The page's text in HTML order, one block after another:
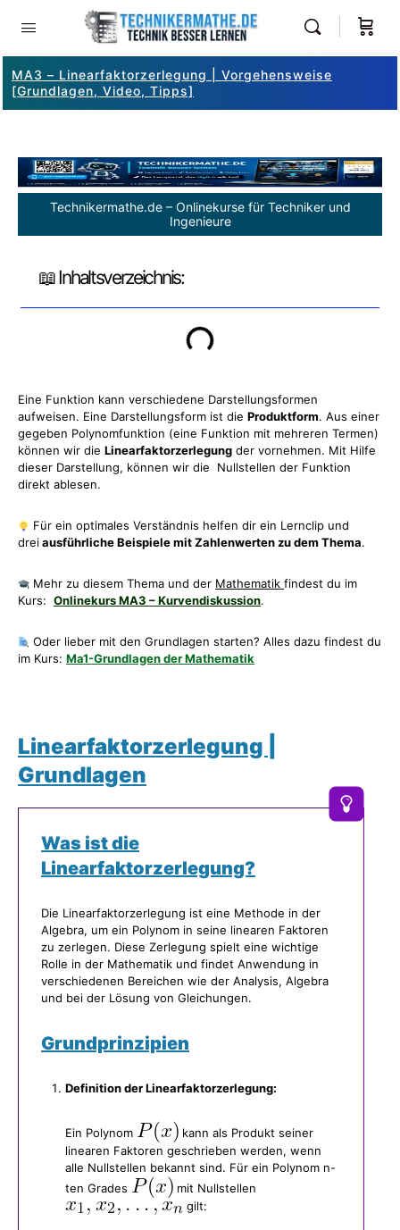
MA3 – Linearfaktorzerlegung | Vorgehensweise
[Grundlagen, Video, Tipps]
Technikermathe.de – Onlinekurse für Techniker und
Ingenieure
📖 Inhaltsverzeichnis:
Eine Funktion kann verschiedene Darstellungsformen
aufweisen. Eine Darstellungsform ist die Produktform. Aus einer
gegeben Polynomfunktion (eine Funktion mit mehreren Termen)
können wir die Linearfaktorzerlegung der vornehmen. Mit Hilfe
dieser Darstellung, können wir die Nullstellen der Funktion
direkt ablesen.
Für ein optimales Verständnis helfen dir ein Lernclip und
dreiausführliche Beispiele mit Zahlenwerten zu dem Thema.
Mehr zu diesem Thema und der Mathematik findest du im
Kurs: Onlinekurs MA3 – Kurvendiskussion.
Oder lieber mit den Grundlagen starten? Alles dazu findest du
im Kurs: Ma1-Grundlagen der Mathematik
Linearfaktorzerlegung |
Grundlagen
Was ist die
Linearfaktorzerlegung?
Die Linearfaktorzerlegung ist eine Methode in der
Algebra, um ein Polynom in seine linearen Faktoren
zu zerlegen. Diese Zerlegung spielt eine wichtige
Rolle in der Mathematik und findet Anwendung in
verschiedenen Bereichen wie der Analysis, Algebra
und bei der Lösung von Gleichungen.
Grundprinzipien
Definition der Linearfaktorzerlegung:
Ein Polynom
kann als Produkt seiner
linearen Faktoren geschrieben werden, wenn
alle Nullstellen bekannt sind. Für ein Polynom n-
ten Grades
mit Nullstellen
​ gilt: